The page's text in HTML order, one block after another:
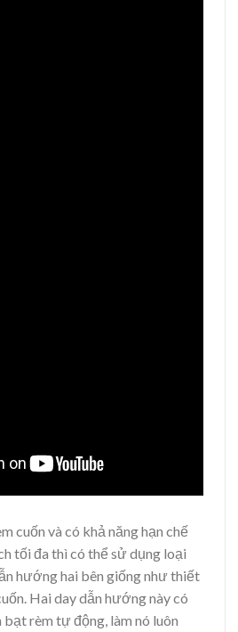
cuốn và có khả năng hạn chế
tối đa thì có thể sử dụng loại
hướng hai bên giống như thiết
Hai day dẫn hướng này có
rèm tự động, làm nó luôn